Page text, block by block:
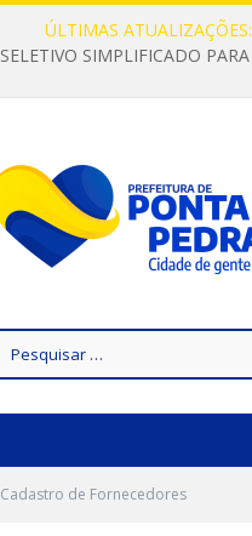
ÚLTIMAS ATUALIZAÇÕES:
por:
Cadastro de Fornecedores